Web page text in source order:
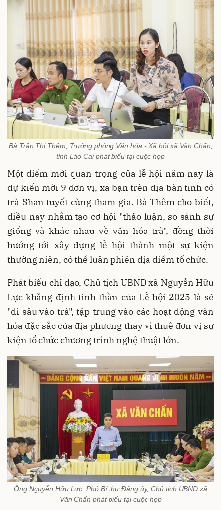
Bà Trần Thị Thêm, Trưởng phòng Văn hóa - Xã hội xã Văn Chấn,
tỉnh Lào Cai phát biểu tại cuộc họp
Một điểm mới quan trọng của lễ hội năm nay là
dự kiến mời 9 đơn vị, xã bạn trên địa bàn tỉnh có
trà Shan tuyết cùng tham gia. Bà Thêm cho biết,
điều này nhằm tạo cơ hội "thảo luận, so sánh sự
giống và khác nhau về văn hóa trà", đồng thời
hướng tới xây dựng lễ hội thành một sự kiện
thường niên, có thể luân phiên địa điểm tổ chức.
Phát biểu chỉ đạo, Chủ tịch UBND xã Nguyễn Hữu
Lực khẳng định tinh thần của Lễ hội 2025 là sẽ
"đi sâu vào trà", tập trung vào các hoạt động văn
hóa đặc sắc của địa phương thay vì thuê đơn vị sự
kiện tổ chức chương trình nghệ thuật lớn.
Ông Nguyễn Hữu Lực, Phó Bí thư Đảng ủy, Chủ tịch UBND xã
Văn Chấn phát biểu tại cuộc họp